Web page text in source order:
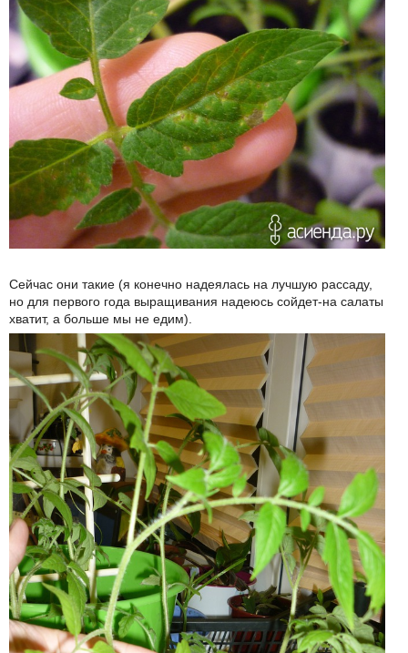
Сейчас они такие (я конечно надеялась на лучшую рассаду,
но для первого года выращивания надеюсь сойдет-на салаты
хватит, а больше мы не едим).